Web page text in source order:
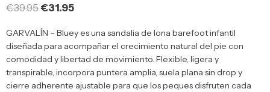
€39.95€31.95
GARVALÍN – Bluey es una sandalia de lona barefoot infantil
diseñada para acompañar el crecimiento natural del pie con
comodidad y libertad de movimiento. Flexible, ligera y
transpirable, incorpora puntera amplia, suela plana sin drop y
cierre adherente ajustable para que los peques disfruten cada